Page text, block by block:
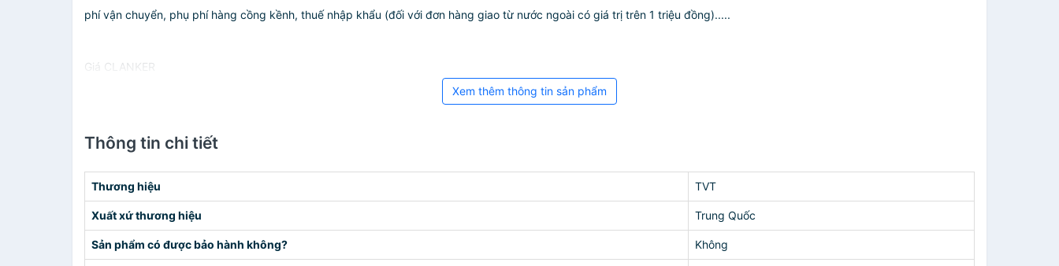
phí vận chuyển, phụ phí hàng cồng kềnh, thuế nhập khẩu (đối với đơn hàng giao từ nước ngoài có giá trị trên 1 triệu đồng).....
Giá CLANKER
Xem thêm thông tin sản phẩm
Thông tin chi tiết
Thương hiệu TVT
Xuất xứ thương hiệu Trung Quốc
Sản phẩm có được bảo hành không? Không